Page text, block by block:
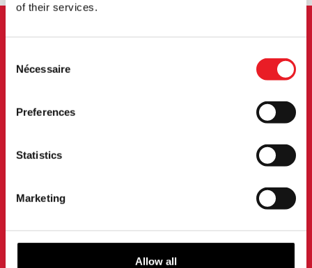
of their services.
Selection
Nécessaire
Preferences
Statistics
Marketing
Allow all
INSCRIPTION AU BULLETIN
D'INFORMATION
Inscrivez-vous pour recevoir les dernières
événements et plus encore.
conditions d'utilisation.politique de confidentialité.